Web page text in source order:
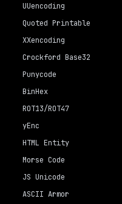
UUencoding
Quoted Printable
XXencoding
Crockford Base32
Punycode
BinHex
ROT13/ROT47
yEnc
HTML Entity
Morse Code
JS Unicode
ASCII Armor